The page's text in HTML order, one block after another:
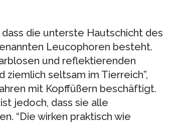
die unterste Hautschicht des
Leucophoren besteht.
und reflektierenden
seltsam im Tierreich”,
mit Kopffüßern beschäftigt.
jedoch, dass sie alle
“Die wirken praktisch wie